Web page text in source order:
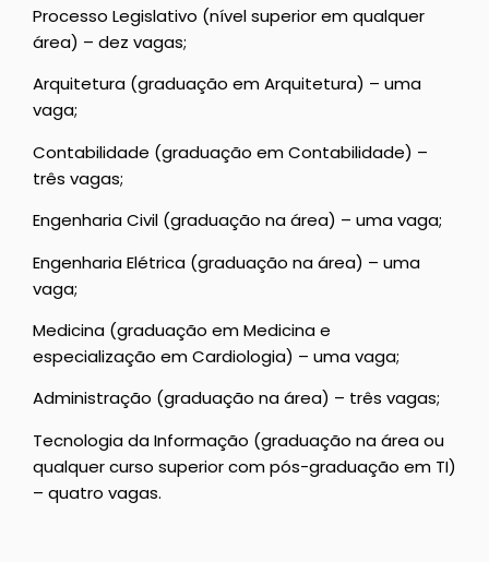
Processo Legislativo (nível superior em qualquer
área) – dez vagas;
Arquitetura (graduação em Arquitetura) – uma
vaga;
Contabilidade (graduação em Contabilidade) –
três vagas;
Engenharia Civil (graduação na área) – uma vaga;
Engenharia Elétrica (graduação na área) – uma
vaga;
Medicina (graduação em Medicina e
especialização em Cardiologia) – uma vaga;
Administração (graduação na área) – três vagas;
Tecnologia da Informação (graduação na área ou
qualquer curso superior com pós-graduação em TI)
– quatro vagas.